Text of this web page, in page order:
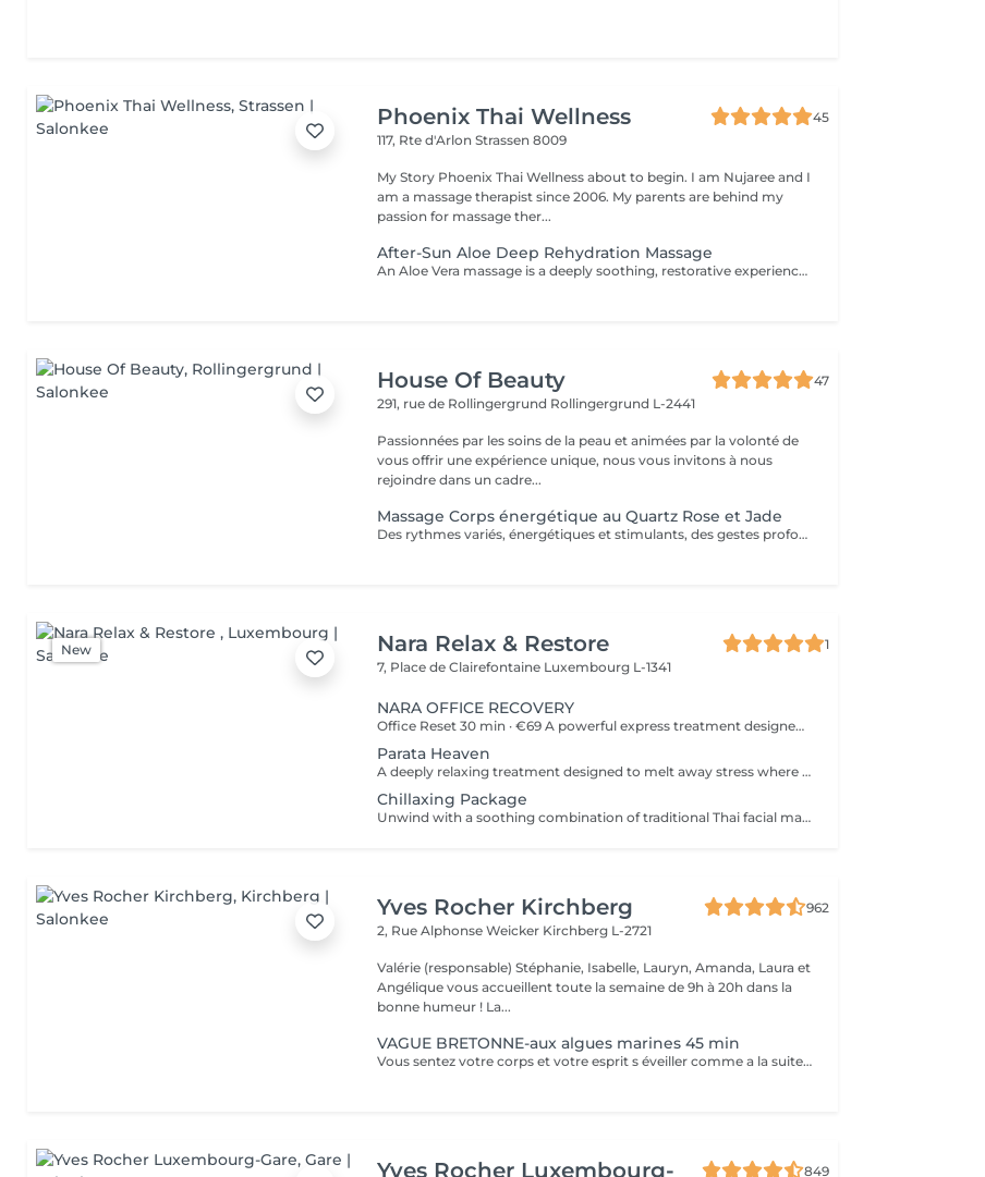
Phoenix Thai Wellness
45
117, Rte d'ArlonStrassen 8009
My Story Phoenix Thai Wellness about to begin. I am Nujaree and I
am a massage therapist since 2006. My parents are behind my
passion for massage ther...
After-Sun Aloe Deep Rehydration Massage
An Aloe Vera massage is a deeply soothing, restorative experience that swaps out traditional heavy oils for the cool, hydrating properties of pure aloe vera gel. It is an exceptional seasonal option - especially during warmer months - offering the perfect blend of skin nourishment and physical relaxation. - Deep, Grease-Free Hydration - Intense Skin Soothing & Refreshing Feel - Cooling Temperature Regulation - Nutrient-Rich Skin Care
House Of Beauty
47
291, rue de Rollingergrund Rollingergrund L-2441
Passionnées par les soins de la peau et animées par la volonté de
vous offrir une expérience unique, nous vous invitons à nous
rejoindre dans un cadre...
Massage Corps énergétique au Quartz Rose et Jade
Des rythmes variés, énergétiques et stimulants, des gestes profonds et précis tonifient les tissus, dénouent les tensions et libèrent l'énergie du corps. Profondément régénérée et détoxiquée, on s'abandonne à une détente absolue. La peau est revigorée, au meilleur de sa forme et de son énergie.
New Nara Relax & Restore
1
7, Place de Clairefontaine Luxembourg L-1341
NARA OFFICE RECOVERY
Office Reset 30 min · €69 A powerful express treatment designed to release upper-body tension and calm the mind when time is limited. Includes: Upper Back Massage Neck & Shoulder Massage Acupressure Head Massage Targeted Hot Stones Cooling Jade Eye Mask Results: Looser muscles A lighter head Soothed, refreshed eyes A calmer mind Ideal during a lunch break or after work. Office Reset Plus 45 min · €89 A deeper upper-body recovery treatment with added foot relaxation for tired, heavy feet. Includes: Upper Back Massage Neck & Shoulder Massage Acupressure Head Massage Relaxing Foot Massage Targeted Hot Stones Cooling Jade Eye Mask Results: Reduced tension from prolonged sitting Refreshed feet and legs Renewed energy A calmer body and mind Executive Recovery 75 min · €139 Our complete head-to-toe ritual, created for accumulated stress and deeper physical fatigue. Includes: Detailed Back Massage Neck & Shoulder Massage Acupressure Head Massage Hand Acupressure Foot Reflexology Targeted Hot Stones Cooling Jade Eye Relaxation Results: Deeper muscular relaxation A lighter, re-energised body A calmer mind Restored balance and vitality Every treatment uses organic coconut oil and organic aromatherapy oils to soften the skin, ease muscular tension and promote deep relaxation.
Parata Heaven
A deeply relaxing treatment designed to melt away stress where it accumulates most. Combining a 60-minute Indian Head & Shoulder Massage with a 30-minute Office Syndrome Back & Shoulder Massage, this package focuses on the scalp, neck, shoulders, and upper back to release tension, calm the mind, and restore a feeling of lightness and wellbeing. Includes: Indian Head & Shoulder Massage 60 min Office Syndrome Back & Shoulder Massage 30 min
Chillaxing Package
Unwind with a soothing combination of traditional Thai facial massage and targeted upper-body relief. This package combines a 60-minute Thai Facial Massage and a 30-minute Office Syndrome Back & Shoulder Massage, designed to ease tension, refresh the complexion, and promote a deep sense of relaxation. Includes: Thai Facial Massage 60 min Office Syndrome Back & Shoulder Massage 30 min
Yves Rocher Kirchberg
962
2, Rue Alphonse Weicker Kirchberg L-2721
Valérie (responsable) Stéphanie, Isabelle, Lauryn, Amanda, Laura et
Angélique vous accueillent toute la semaine de 9h à 20h dans la
bonne humeur ! La...
VAGUE BRETONNE-aux algues marines 45 min
Vous sentez votre corps et votre esprit s éveiller comme a la suite d un bain dans l OCEAN. Vous vous tonicité et leur confort. sentez légère et revitalisée. Vos jambes retrouvent leur tonicité et leur confort
Yves Rocher Luxembourg- 849